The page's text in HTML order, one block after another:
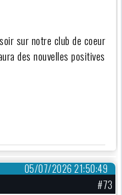
sur notre club de coeur
des nouvelles positives
05/07/2026 21:50:49
#73